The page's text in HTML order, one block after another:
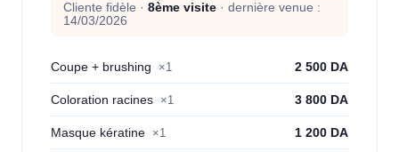
Cliente fidèle · 8ème visite · dernière venue :
14/03/2026
Coupe + brushing ×1 2 500 DA
Coloration racines ×1 3 800 DA
Masque kératine ×1 1 200 DA